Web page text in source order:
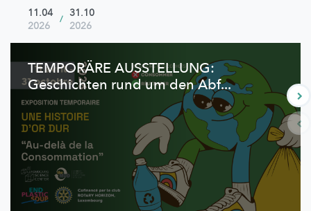
11.04
2026
/
31.10
2026
TEMPORÄRE AUSSTELLUNG:
Geschichten rund um den Abf...